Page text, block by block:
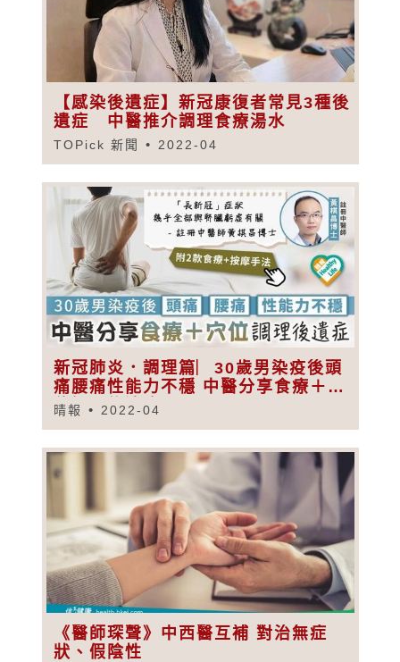
【感染後遺症】新冠康復者常見3種後
遺症 中醫推介調理食療湯水
TOPick 新聞 2022-04
新冠肺炎．調理篇︳30歲男染疫後頭
痛腰痛性能力不穩 中醫分享食療＋穴
位調理後遺症
晴報 2022-04
《醫師琛聲》中西醫互補 對治無症
狀、假陰性